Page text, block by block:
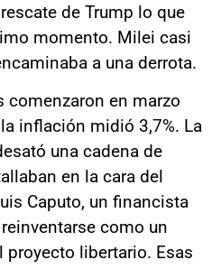
de Trump lo que
momento. Milei casi
a una derrota.
en marzo
inflación midió 3,7%. La
una cadena de
en la cara del
Caputo, un financista
como un
libertario. Esas